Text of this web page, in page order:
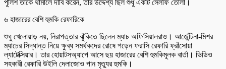
পুলিশ তাকে থামালে দাবি করেন, তার উদ্দেশ্য ছিল শুধু একটি সেলফি তোলা।
৬ হাজারের বেশি হুমকি রেফারিকে
শুধু খেলোয়াড় নয়, নিরাপত্তার ঝুঁকিতে ছিলেন ম্যাচ অফিসিয়ালরাও। আর্জেন্টিনা-মিশর
ম্যাচের সিদ্ধান্ত নিয়ে ক্ষুব্ধ সমর্থকদের রোষে পড়েন ফরাসি রেফারি ফ্রাঁসোয়া
ল্যাটেক্সিয়ার। তার হোয়াটসঅ্যাপে আসে ছয় হাজারের বেশি হুমকিমূলক বার্তা। ভিডিও
সহকারী রেফারি উইলি দেলাজোও পান মৃত্যুর হুমকি।